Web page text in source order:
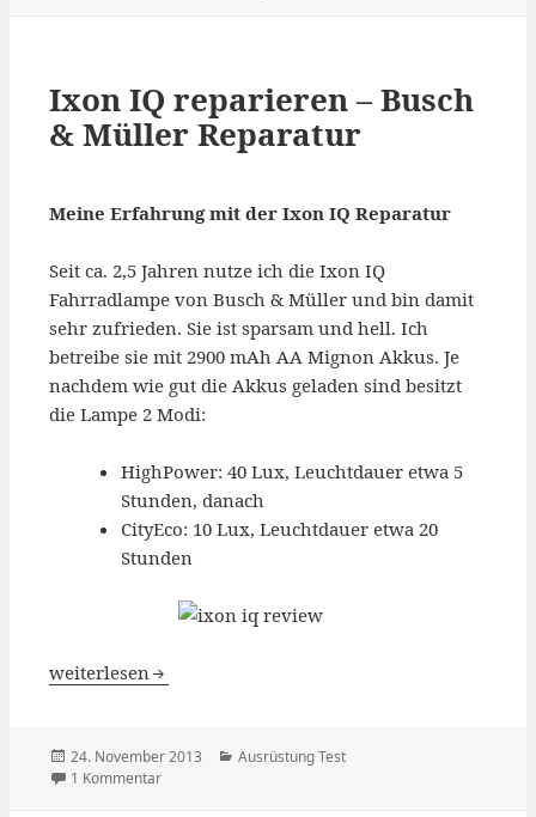
Ixon IQ reparieren – Busch
& Müller Reparatur
Meine Erfahrung mit der Ixon IQ Reparatur
Seit ca. 2,5 Jahren nutze ich die Ixon IQ
Fahrradlampe von Busch & Müller und bin damit
sehr zufrieden. Sie ist sparsam und hell. Ich
betreibe sie mit 2900 mAh AA Mignon Akkus. Je
nachdem wie gut die Akkus geladen sind besitzt
die Lampe 2 Modi:
HighPower: 40 Lux, Leuchtdauer etwa 5
Stunden, danach
CityEco: 10 Lux, Leuchtdauer etwa 20
Stunden
Ixon IQ reparieren – Busch & Müller Reparatur
weiterlesen
Veröffentlicht
am
24. November 2013 Kategorien
Ausrüstung Test
1 Kommentarzu Ixon IQ reparieren – Busch & Müller Reparatur